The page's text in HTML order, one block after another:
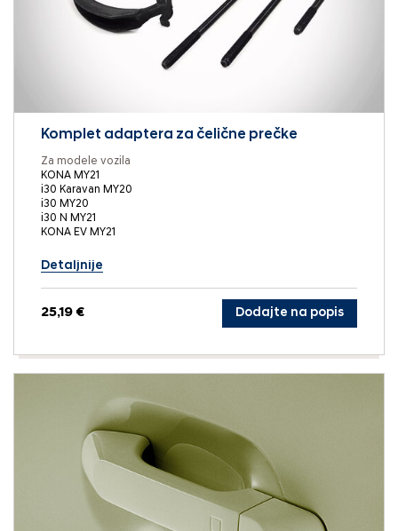
Komplet adaptera za čelične prečke
Za modele vozila
KONA MY21
i30 Karavan MY20
i30 MY20
i30 N MY21
KONA EV MY21
Detaljnije
25,19 € Dodajte na popis